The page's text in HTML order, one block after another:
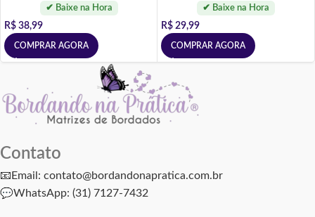
R$ 38,99
COMPRAR AGORA
R$ 29,99
COMPRAR AGORA
Contato
📧Email: contato@bordandonapratica.com.br
💬WhatsApp: (31) 7127-7432